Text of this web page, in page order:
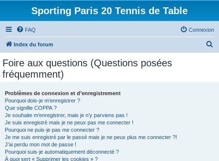
Sporting Paris 20 Tennis de Table
FAQ Connexion
Index du forum
Foire aux questions (Questions posées
fréquemment)
Problèmes de connexion et d’enregistrement
Pourquoi dois-je m’enregistrer ?
Que signifie COPPA ?
Je souhaite m’enregistrer, mais je n’y parviens pas !
Je suis enregistré mais je ne peux pas me connecter !
Pourquoi ne puis-je pas me connecter ?
Je me suis enregistré par le passé mais je ne peux plus me connecter ?!
J’ai perdu mon mot de passe !
Pourquoi suis-je automatiquement déconnecté ?
À quoi sert « Supprimer les cookies » ?